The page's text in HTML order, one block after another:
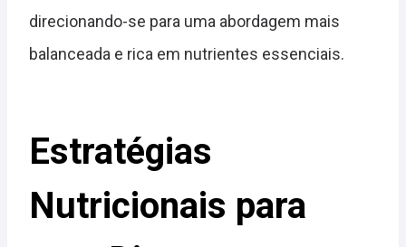
direcionando-se para uma abordagem mais
balanceada e rica em nutrientes essenciais.
Estratégias
Nutricionais para